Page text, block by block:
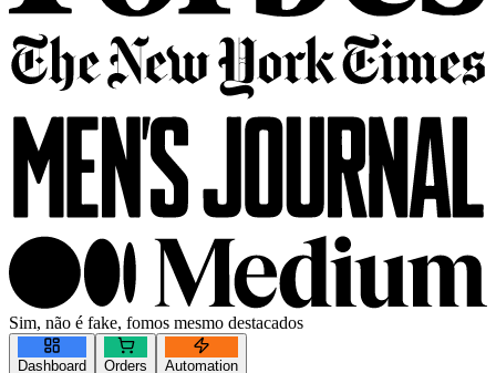
Sim, não é fake, fomos mesmo destacados
Dashboard Orders Automation